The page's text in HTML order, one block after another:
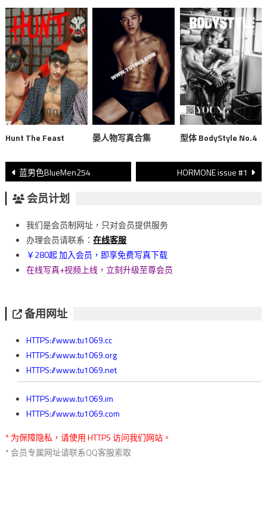
Hunt The Feast 晏人物写真合集 型体 BodyStyle No.4
文
章
導
覽
蓝男色BlueMen254 HORMONE issue #1
会员计划
我们是会员制网址，只对会员提供服务
办理会员请联系： 在线客服
￥280起 加入会员，即享免费写真下载
在线写真+视频上线，立刻升级至尊会员
备用网址
HTTPS://www.tu1069.cc
HTTPS://www.tu1069.org
HTTPS://www.tu1069.net
HTTPS://www.tu1069.im
HTTPS://www.tu1069.com
* 为保障隐私，请使用 HTTPS 访问我们网站。
* 会员专属网址请联系QQ客服索取